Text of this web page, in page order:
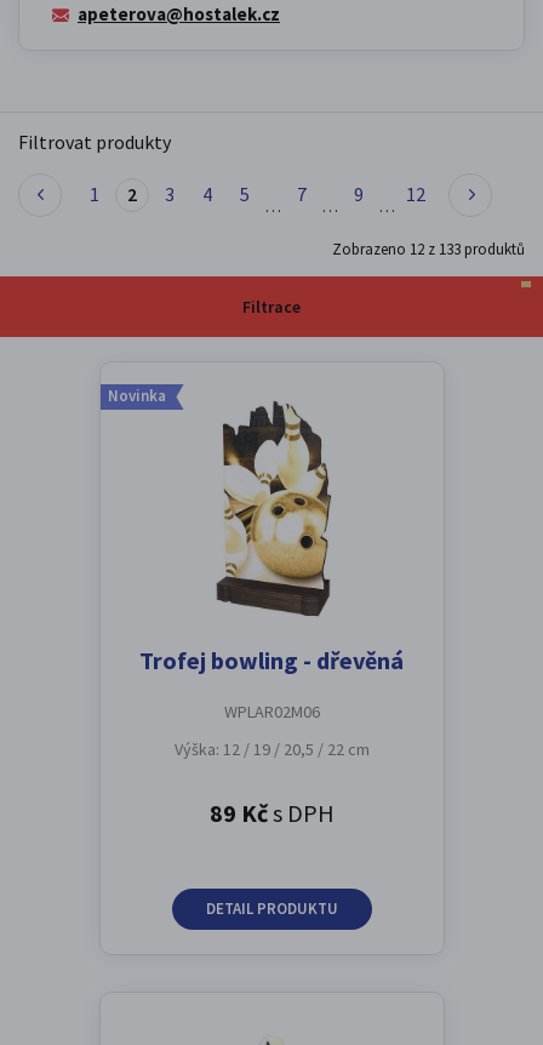
apeterova@hostalek.cz
Filtrovat produkty
1 2 3 4 5 … 7 … 9 … 12
Zobrazeno 12 z 133 produktů
Filtrace
Novinka
Trofej bowling - dřevěná
WPLAR02M06
Výška: 12 / 19 / 20,5 / 22 cm
89 Kčs DPH
DETAIL PRODUKTU